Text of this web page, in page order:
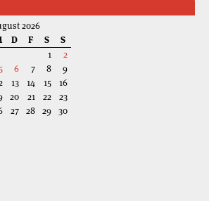
2026
D F S
S
1
2
5 6 7 8
9
13 14 15
16
20 21 22
23
27 28 29 30